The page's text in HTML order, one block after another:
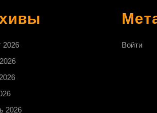
2026
2026
Войти